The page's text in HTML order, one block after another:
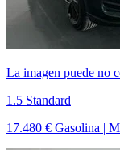
La imagen puede no
1.5 Standard
17.480 € Gasolina |